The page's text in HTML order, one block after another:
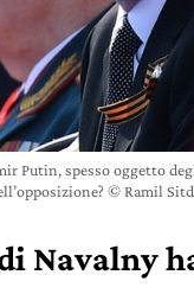
Putin, spesso oggetto
© Ramil
Navalny